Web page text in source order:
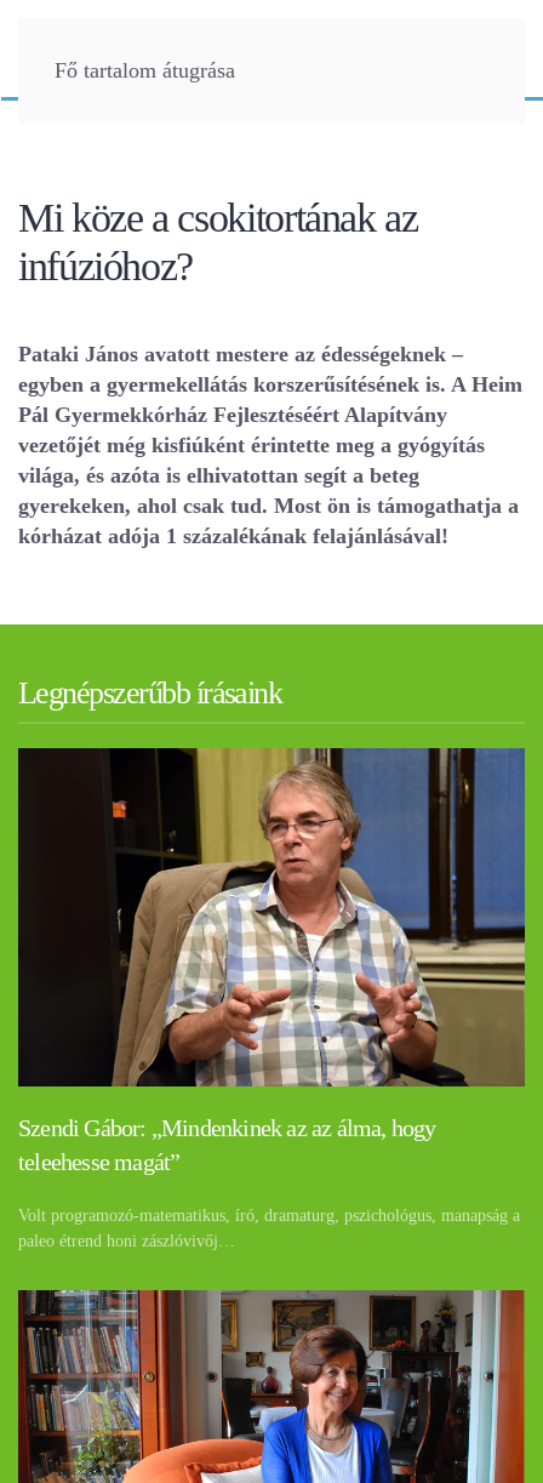
Fő tartalom átugrása
Mi köze a csokitortának az
infúzióhoz?
Pataki János avatott mestere az édességeknek –
egyben a gyermekellátás korszerűsítésének is. A Heim
Pál Gyermekkórház Fejlesztéséért Alapítvány
vezetőjét még kisfiúként érintette meg a gyógyítás
világa, és azóta is elhivatottan segít a beteg
gyerekeken, ahol csak tud. Most ön is támogathatja a
kórházat adója 1 százalékának felajánlásával!
Legnépszerűbb írásaink
Szendi Gábor: „Mindenkinek az az álma, hogy
teleehesse magát”
Volt programozó-matematikus, író, dramaturg, pszichológus, manapság a
paleo étrend honi zászlóvivőj…